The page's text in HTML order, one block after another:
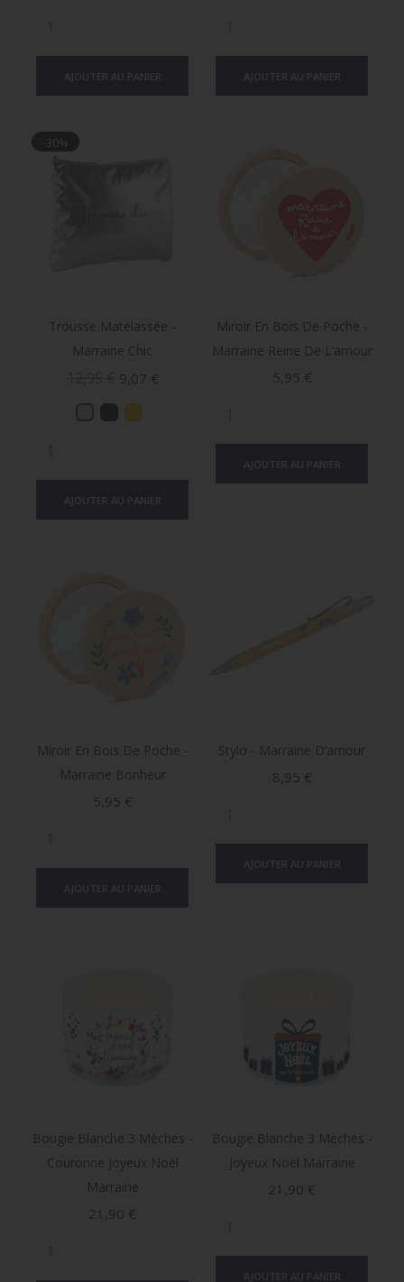
Trousse Matelassée -
Marraine Chic
Prix
9,07 €
-30%
Miroir En Bois De Poche -
Marraine Reine De L’amour
Prix
5,95 €
Miroir En Bois De Poche -
Marraine Bonheur
Prix
5,95 €
Stylo - Marraine D’amour
Prix
8,95 €
Bougie Blanche 3 Mèches -
Couronne Joyeux Noël
Marraine
Prix
21,90 €
Bougie Blanche 3 Mèches -
Joyeux Noël Marraine
Prix
21,90 €